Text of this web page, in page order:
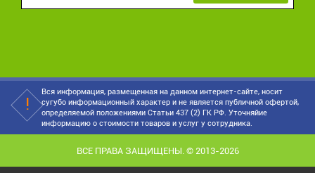
Вся информация, размещенная на данном интернет-сайте, носит
сугубо информационный характер и не является публичной офертой,
определяемой положениями Статьи 437 (2) ГК РФ. Уточняйие
информацию о стоимости товаров и услуг у сотрудника.
ВСЕ ПРАВА ЗАЩИЩЕНЫ. © 2013-2026